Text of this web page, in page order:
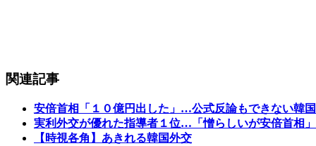
関連記事
安倍首相「１０億円出した」…公式反論もできない韓
実利外交が優れた指導者１位…「憎らしいが安倍首相」
【時視各角】あきれる韓国外交